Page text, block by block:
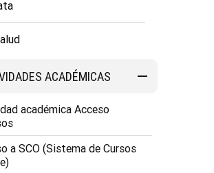
ACADÉMICAS
académica Acceso
a SCO (Sistema de Cursos